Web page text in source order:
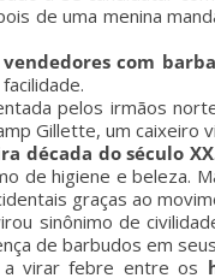
de uma menina
vendedores com barba
pelos irmãos
Gillette, um caixeiro
década do século XX
de higiene e beleza.
graças ao
sinônimo de
de barbudos em
a virar febre entre os